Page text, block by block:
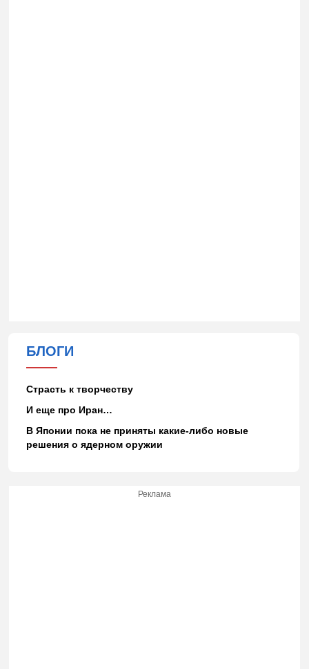
БЛОГИ
Страсть к творчеству
И еще про Иран…
В Японии пока не приняты какие-либо новые
решения о ядерном оружии
Реклама